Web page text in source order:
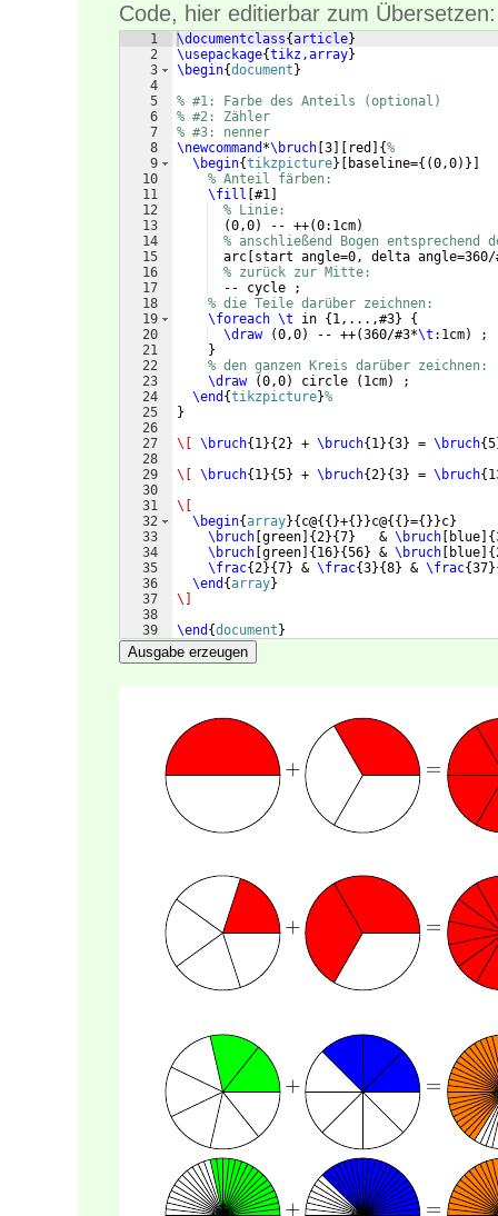
Code, hier editierbar zum Übersetzen:
1
2
3
4
5
6
7
8
9
10
11
12
13
14
15
16
17
18
19
20
21
22
23
24
25
26
27
28
29
30
31
32
33
34
35
36
37
38
39
\documentclass{article}
\usepackage{tikz,array}
\begin{document }
% #1: Farbe des Anteils (optional)
% #2: Zähler
% #3: nenner
\newcommand *\bruch 3 red {%
\begin{tikzpicture} baseline={(0,0)}]
% Anteil färben:
\fill #1
% Linie:
(0,0) -- ++(0:1cm)
% anschließend Bogen entsprechend
  arc
start angle=0, delta angle=360/
% zurück zur Mitte:
  -- cycle ;
% die Teile darüber zeichnen:
\foreach \t in { 1,...,#3}
{
\draw
(0,0) -- ++(360/#3*\t :1cm)
;
}
% den ganzen Kreis darüber zeichnen:
\draw
(0,0) circle ( 1cm)
;
\end {tikzpicture}%
}
\[
\bruch{ 1}{2} + \bruch{ 1}{3} = \bruch{5
\[
\bruch{ 1}{5} + \bruch{2}{3} = \bruch{
\[
\begin{array}{ c@{{ }+{ }}c@{{ }={ }}c}
\bruch green {2}{7}
   &
\bruch blue {
\bruch green { 16}{56} & \bruch blue {
\frac{2}{7} & \frac{3}{8} & \frac{37}
\end {array}
\]
\end {document }
Ausgabe erzeugen